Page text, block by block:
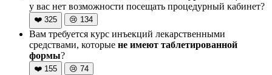
у вас нет возможности посещать процедурный кабинет?
❤️ 325 😢 134
Вам требуется курс инъекций лекарственными
средствами, которые не имеют таблетированной
формы?
❤️ 155 😢 74